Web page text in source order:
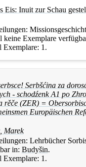
Eis: Inuit zur Schau
keine Exemplare
Exemplare: 1.
Serbšćina za
- schodźenk A1 po
rěče (ZER) =
Europäischen
Marek
Lehrbücher
in: Budyšin.
Exemplare: 1.